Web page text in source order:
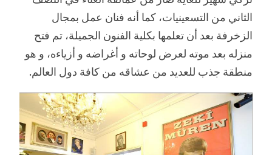
الثاني من التسعينيات، كما أنه فنان عمل بمجال
الزخرفة بعد أن تعلمها بكلية الفنون الجميلة، تم فتح
منزله بعد موته لعرض لوحاته و أغراضه و أزياءه، و هو
منطقة جذب للعديد من عشاقه من كافة دول العالم.